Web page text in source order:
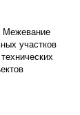
Межевание
участков